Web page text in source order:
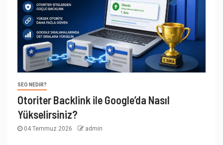
SEO NEDIR?
Otoriter Backlink ile Google’da Nasıl
Yükselirsiniz?
04 Temmuz 2026 admin